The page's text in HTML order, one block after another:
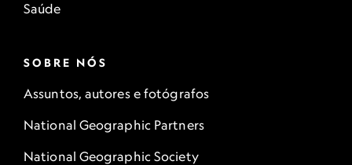
Saúde
SOBRE NÓS
Assuntos, autores e fotógrafos
National Geographic Partners
National Geographic Society